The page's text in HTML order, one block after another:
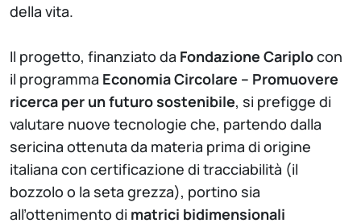
della vita.
Il progetto, finanziato da Fondazione Cariplocon
il programma Economia Circolare – Promuovere
ricerca per un futuro sostenibile, si prefigge di
valutare nuove tecnologie che, partendo dalla
sericina ottenuta da materia prima di origine
italiana con certificazione di tracciabilità (il
bozzolo o la seta grezza), portino sia
all’ottenimento di matrici bidimensionali